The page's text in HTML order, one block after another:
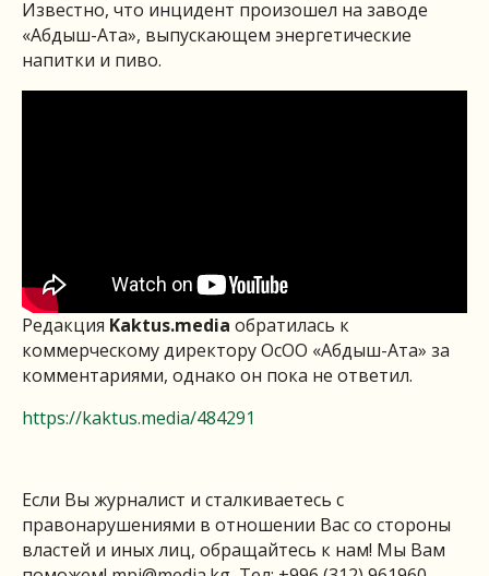
Известно, что инцидент произошел на заводе
«Абдыш-Ата», выпускающем энергетические
напитки и пиво.
Редакция Kaktus.media обратилась к
коммерческому директору ОсОО «Абдыш-Ата» за
комментариями, однако он пока не ответил.
https://kaktus.media/484291
Если Вы журналист и сталкиваетесь с
правонарушениями в отношении Вас со стороны
властей и иных лиц, обращайтесь к нам! Мы Вам